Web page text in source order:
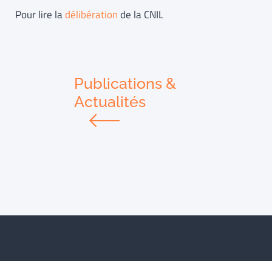
Pour lire ladélibérationde la CNIL
Publications &
Actualités